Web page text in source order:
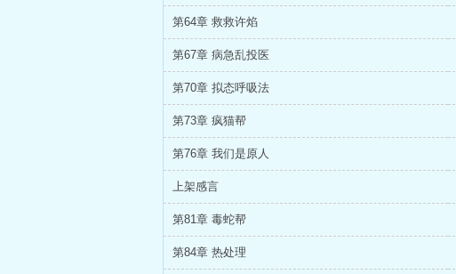
第64章 救救许焰
第67章 病急乱投医
第70章 拟态呼吸法
第73章 疯猫帮
第76章 我们是原人
上架感言
第81章 毒蛇帮
第84章 热处理